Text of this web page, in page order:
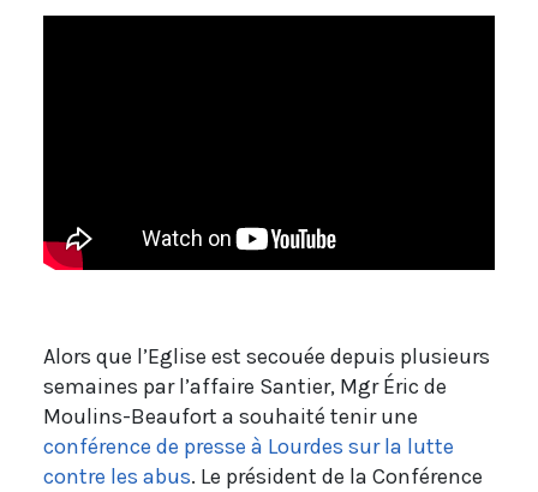
Alors que l’Eglise est secouée depuis plusieurs
semaines par l’affaire Santier, Mgr Éric de
Moulins-Beaufort a souhaité tenir une
conférence de presse à Lourdes sur la lutte
contre les abus. Le président de la Conférence